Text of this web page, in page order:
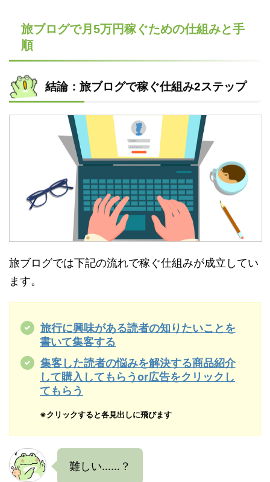
旅ブログで月5万円稼ぐための仕組みと手
順
結論：旅ブログで稼ぐ仕組み2ステップ
旅ブログでは下記の流れで稼ぐ仕組みが成立してい
ます。
旅行に興味がある読者の知りたいことを
書いて集客する
集客した読者の悩みを解決する商品紹介
して購入してもらうor広告をクリックし
てもらう
※クリックすると各見出しに飛びます
難しい……？